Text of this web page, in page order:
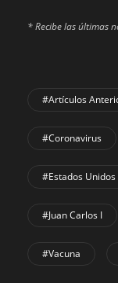
* Recibe las últimas
#Artículos
#coronavirus
#Estados Unidos
#Juan Carlos I
#Vacuna